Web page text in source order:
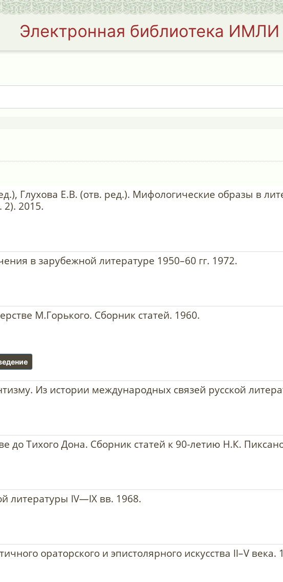
Электронная библиотека
Глухова Е.В. (отв. ред.). Мифологические образы в
2015.
в зарубежной литературе 1950–60 гг. 1972.
М.Горького. Сборник статей. 1960.
Из истории международных связей русской
до Тихого Дона. Сборник статей к 90-летию Н.К.
литературы IV—IX вв. 1968.
ораторского и эпистолярного искусства II–V века.